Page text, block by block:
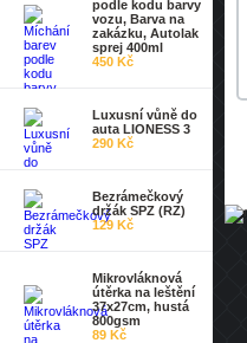
podle kodu barvy
vozu, Barva na
zakázku, Autolak
sprej 400ml
450 Kč
Luxusní vůně do
auta LIONESS 3
290 Kč
Bezrámečkový
držák SPZ (RZ)
129 Kč
Mikrovláknová
útěrka na leštění
37x27cm, hustá
800gsm
89 Kč